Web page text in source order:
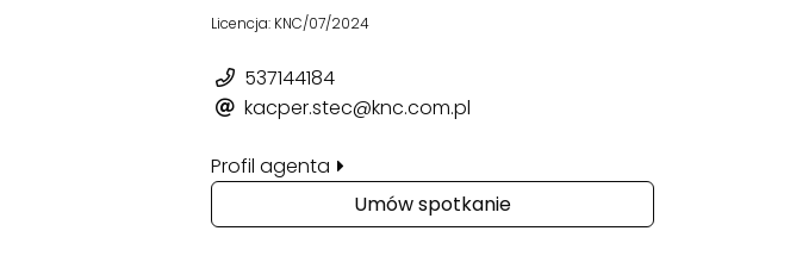
Licencja: KNC/07/2024
537144184
kacper.stec@knc.com.pl
Profil agenta
Umów spotkanie